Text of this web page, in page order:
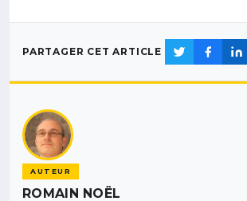
PARTAGER CET ARTICLE
AUTEUR
ROMAIN NOËL